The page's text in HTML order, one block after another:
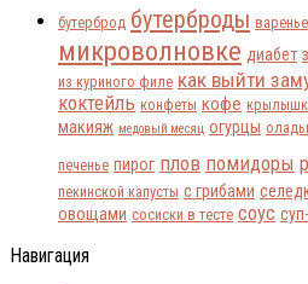
бутерброд бутерброды варенье
микроволновке диабет
из куриного филе как выйти
коктейль конфеты кофе
макияж медовый месяц огурцы
печенье пирог плов помидоры
пекинской капусты с грибами
овощами сосиски в тесте соус
Навигация